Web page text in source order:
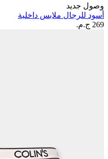
وصول جديد
أسود للرجال ملابس داخلية
269 ج.م.‏